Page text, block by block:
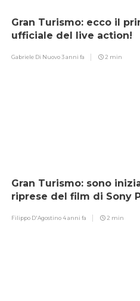
Gran Turismo: ecco il
ufficiale del live action!
Gabriele Di Nuovo3 anni fa 2 min
Gran Turismo: sono
riprese del film di Sony
Filippo D'Agostino4 anni fa 2 min